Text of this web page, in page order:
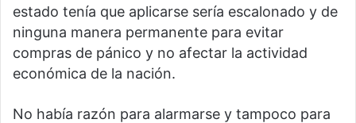
estado tenía que aplicarse sería escalonado y de
ninguna manera permanente para evitar
compras de pánico y no afectar la actividad
económica de la nación.
No había razón para alarmarse y tampoco para